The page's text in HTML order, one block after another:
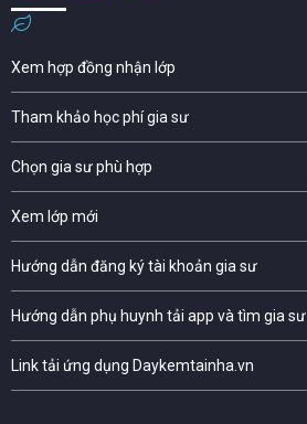
Xem hợp đồng nhận lớp
Tham khảo học phí gia sư
Chọn gia sư phù hợp
Xem lớp mới
Hướng dẫn đăng ký tài khoản gia sư
Hướng dẫn phụ huynh tải app và tìm gia sư
Link tải ứng dụng Daykemtainha.vn